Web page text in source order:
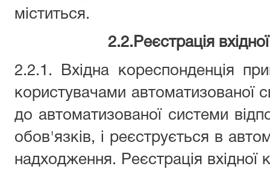
міститься.
2.2.Реєстрація
2.2.1. Вхідна кореспонденція
користувачами автоматизованої
до автоматизованої системи
обов'язків, і реєструється в
надходження. Реєстрація вхідної